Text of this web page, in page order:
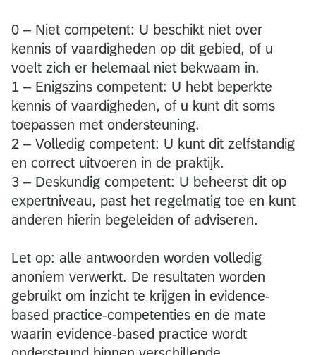
0 – Niet competent: U beschikt niet over
kennis of vaardigheden op dit gebied, of u
voelt zich er helemaal niet bekwaam in.
1 – Enigszins competent: U hebt beperkte
kennis of vaardigheden, of u kunt dit soms
toepassen met ondersteuning.
2 – Volledig competent: U kunt dit zelfstandig
en correct uitvoeren in de praktijk.
3 – Deskundig competent: U beheerst dit op
expertniveau, past het regelmatig toe en kunt
anderen hierin begeleiden of adviseren.
Let op: alle antwoorden worden volledig
anoniem verwerkt. De resultaten worden
gebruikt om inzicht te krijgen in evidence-
based practice-competenties en de mate
waarin evidence-based practice wordt